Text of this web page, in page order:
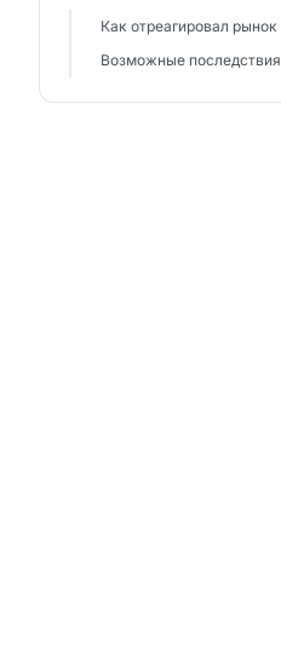
Как отреагировал рынок
Возможные последствия